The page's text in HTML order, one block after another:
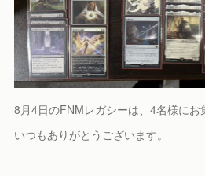
8月4日のFNMレガシーは、4名様にお
いつもありがとうございます。